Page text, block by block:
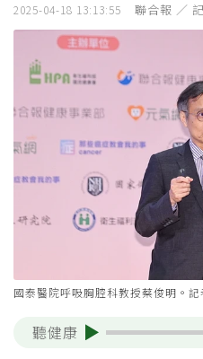
2025-04-18 13:13:55 聯合報 ／
國泰醫院呼吸胸腔科教授蔡俊明。
聽健康